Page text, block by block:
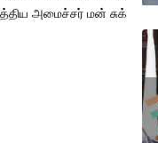
அமைச்சர் மன் சுக்